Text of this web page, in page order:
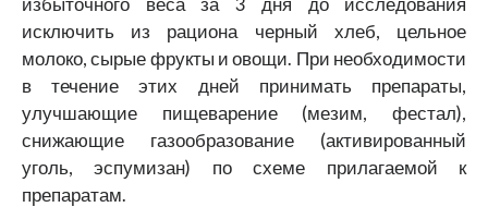
исключить из рациона черный хлеб, цельное
молоко, сырые фрукты и овощи. При необходимости
в течение этих дней принимать препараты,
улучшающие пищеварение (мезим, фестал),
снижающие газообразование (активированный
уголь, эспумизан) по схеме прилагаемой к
препаратам.